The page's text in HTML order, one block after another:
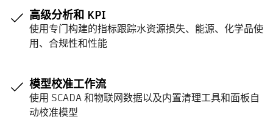
高级分析和 KPI
使用专门构建的指标跟踪水资源损失、能源、化学品使
用、合规性和性能
模型校准工作流
使用 SCADA 和物联网数据以及内置清理工具和面板自
动校准模型